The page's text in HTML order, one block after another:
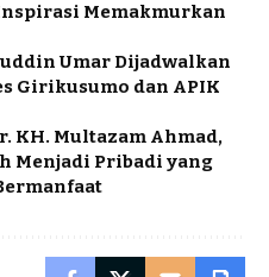
Memakmurkan
Umar Dijadwalkan
Girikusumo dan APIK
KH. Multazam Ahmad,
Menjadi Pribadi yang